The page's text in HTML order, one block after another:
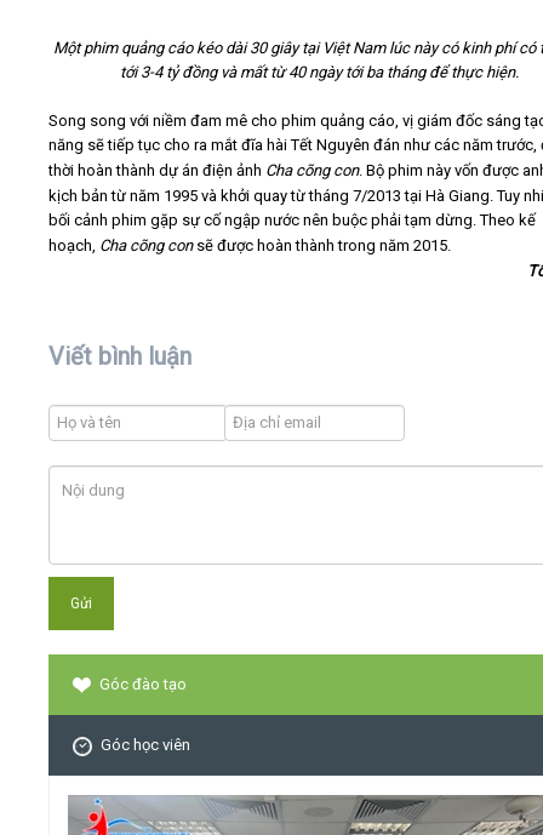
Một phim quảng cáo kéo dài 30 giây tại Việt Nam lúc này có kinh phí có
tới 3-4 tỷ đồng và mất từ 40 ngày tới ba tháng để thực hiện.
Song song với niềm đam mê cho phim quảng cáo, vị giám đốc sáng
năng sẽ tiếp tục cho ra mắt đĩa hài Tết Nguyên đán như các năm trước,
thời hoàn thành dự án điện ảnh Cha cõng con. Bộ phim này vốn được
kịch bản từ năm 1995 và khởi quay từ tháng 7/2013 tại Hà Giang. Tuy
bối cảnh phim gặp sự cố ngập nước nên buộc phải tạm dừng. Theo kế
hoạch, Cha cõng consẽ được hoàn thành trong năm 2015.
Viết bình luận
Góc đào tạo
Góc học viên